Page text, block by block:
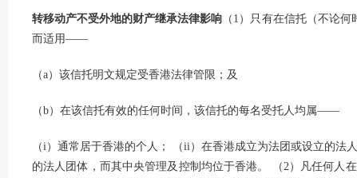
转移动产不受外地的财产继承法律影响 （1）只有在信托（不论
而适用——
（a）该信托明文规定受香港法律管限；及
（b）在该信托有效的任何时间，该信托的每名受托人均属——
（i）通常居于香港的个人； （ii）在香港成立为法团或设立的法
的法人团体，而其中央管理及控制均位于香港。 （2）凡任何人